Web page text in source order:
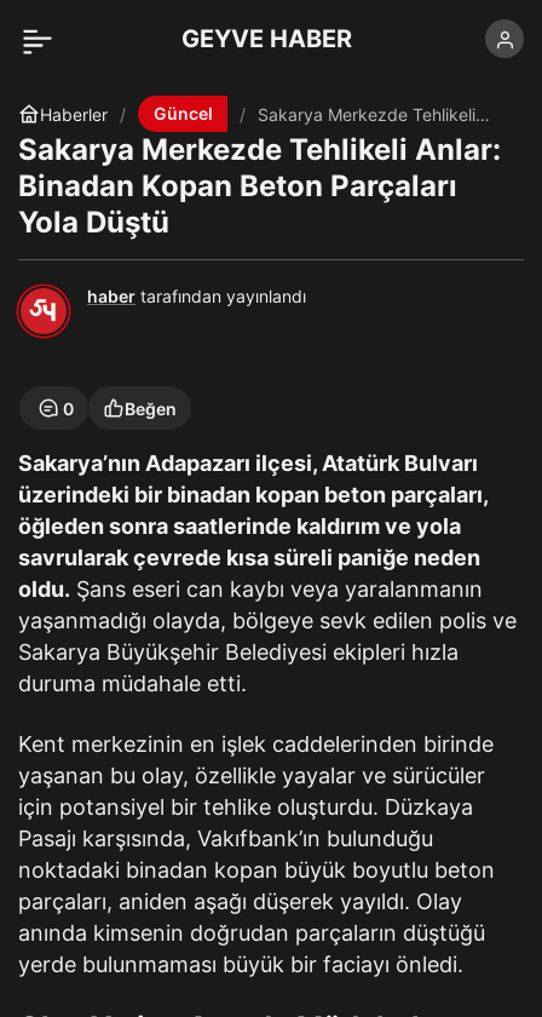
GEYVE HABER
Haberler Güncel
Sakarya Merkezde Tehlikeli
Anlar: Binadan Kopan Beton
Parçaları Yola Düştü
Sakarya Merkezde Tehlikeli Anlar:
Binadan Kopan Beton Parçaları
Yola Düştü
haber tarafından yayınlandı
0 Beğen
Sakarya’nın Adapazarı ilçesi, Atatürk Bulvarı
üzerindeki bir binadan kopan beton parçaları,
öğleden sonra saatlerinde kaldırım ve yola
savrularak çevrede kısa süreli paniğe neden
oldu. Şans eseri can kaybı veya yaralanmanın
yaşanmadığı olayda, bölgeye sevk edilen polis ve
Sakarya Büyükşehir Belediyesi ekipleri hızla
duruma müdahale etti.
Kent merkezinin en işlek caddelerinden birinde
yaşanan bu olay, özellikle yayalar ve sürücüler
için potansiyel bir tehlike oluşturdu. Düzkaya
Pasajı karşısında, Vakıfbank’ın bulunduğu
noktadaki binadan kopan büyük boyutlu beton
parçaları, aniden aşağı düşerek yayıldı. Olay
anında kimsenin doğrudan parçaların düştüğü
yerde bulunmaması büyük bir faciayı önledi.